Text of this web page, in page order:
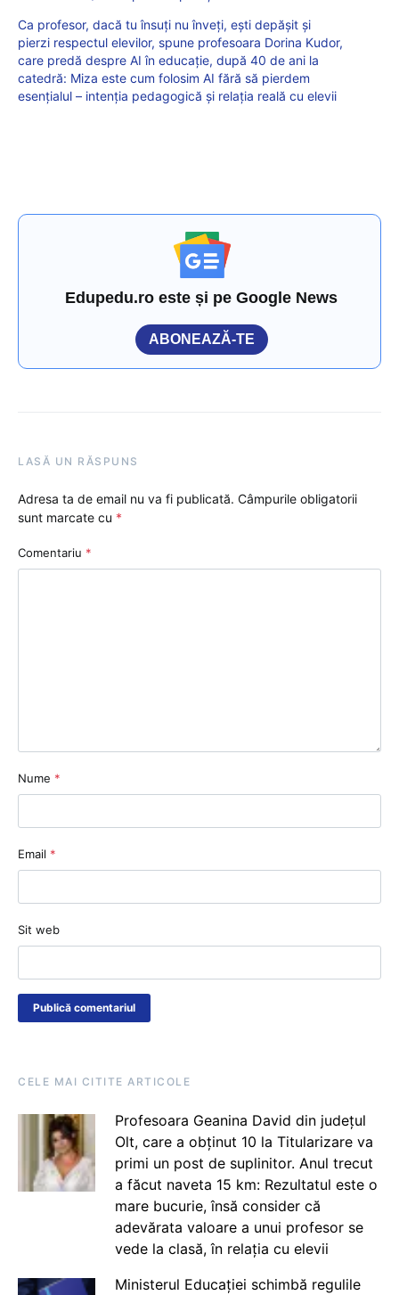
Ca profesor, dacă tu însuți nu înveți, ești depășit și
pierzi respectul elevilor, spune profesoara Dorina Kudor,
care predă despre AI în educație, după 40 de ani la
catedră: Miza este cum folosim AI fără să pierdem
esențialul – intenția pedagogică și relația reală cu elevii
Edupedu.ro este și pe Google News
ABONEAZĂ-TE
LASĂ UN RĂSPUNS
Adresa ta de email nu va fi publicată. Câmpurile obligatorii
sunt marcate cu *
Comentariu *
Nume *
Email *
Sit web
CELE MAI CITITE ARTICOLE
Profesoara Geanina David din județul
Olt, care a obținut 10 la Titularizare va
primi un post de suplinitor. Anul trecut
a făcut naveta 15 km: Rezultatul este o
mare bucurie, însă consider că
adevărata valoare a unui profesor se
vede la clasă, în relația cu elevii
Ministerul Educației schimbă regulile